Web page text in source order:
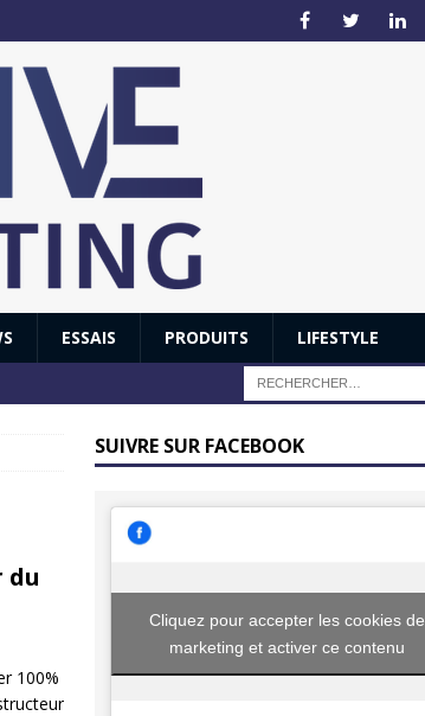
ESSAIS PRODUITS LIFESTYLE
du
100%
SUIVRE SUR FACEBOOK
Cliquez pour accepter les cookies de
marketing et activer ce contenu